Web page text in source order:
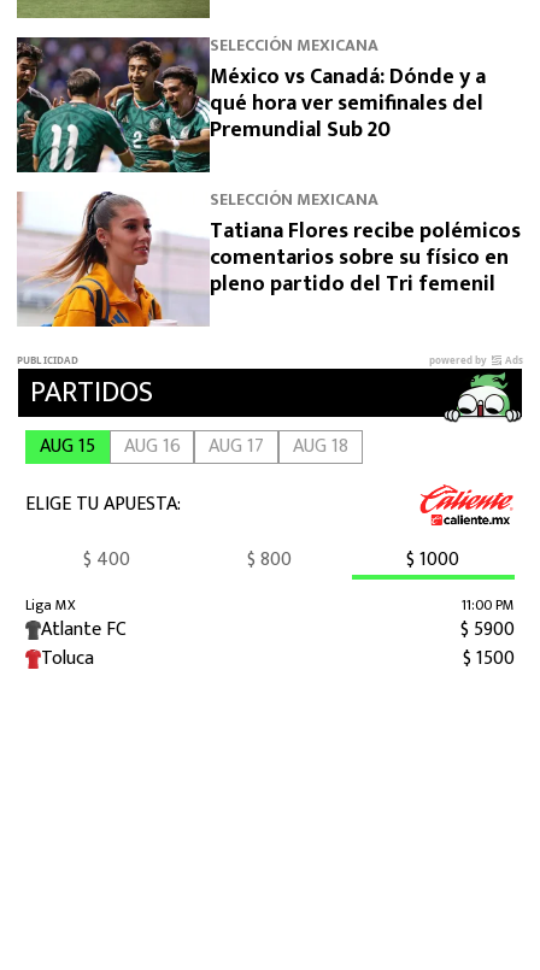
SELECCIÓN MEXICANA
México vs Canadá: Dónde y a
qué hora ver semifinales del
Premundial Sub 20
SELECCIÓN MEXICANA
Tatiana Flores recibe polémicos
comentarios sobre su físico en
pleno partido del Tri femenil